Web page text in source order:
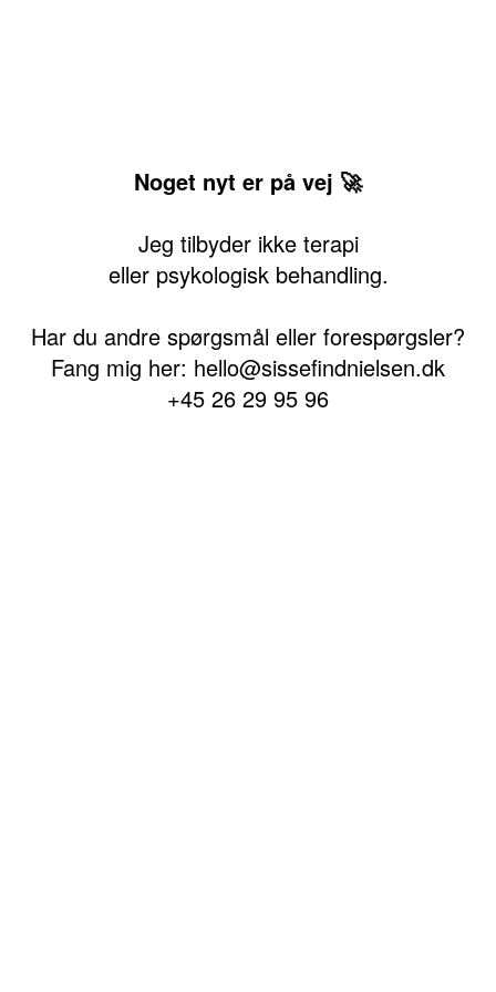
Noget nyt er på vej 🚀
Jeg tilbyder ikke terapi
eller psykologisk behandling.
Har du andre spørgsmål eller forespørgsler?
Fang mig her: hello@sissefindnielsen.dk
+45 26 29 95 96